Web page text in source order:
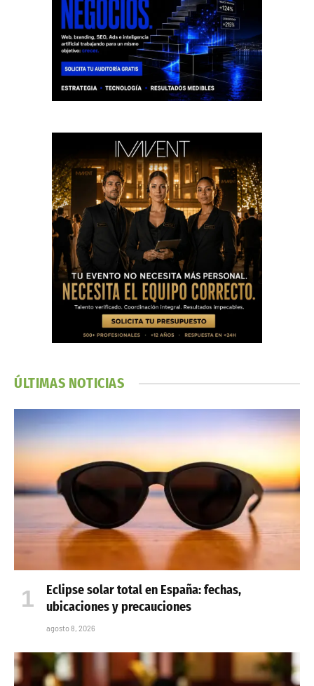
ÚLTIMAS NOTICIAS
Eclipse solar total en España: fechas,
ubicaciones y precauciones
agosto 8, 2026